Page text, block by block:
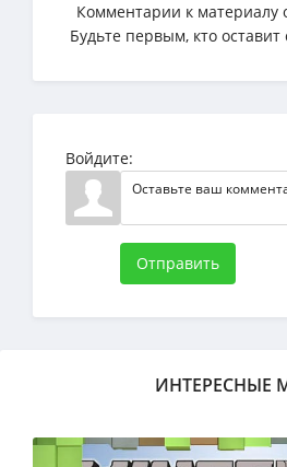
Комментарии к материалу
Будьте первым, кто
Войдите:
Отправить
ИНТЕРЕСНЫЕ